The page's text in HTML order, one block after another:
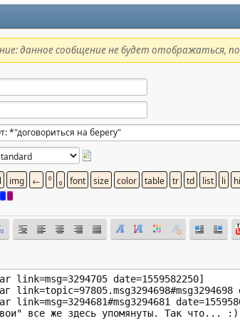
данное сообщение не будет отображаться,